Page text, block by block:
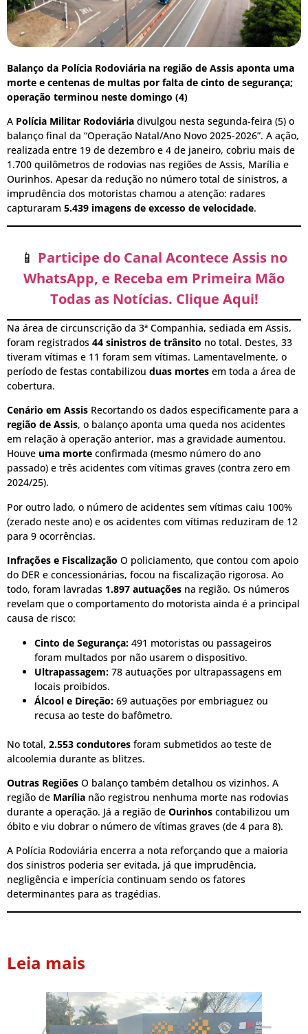
Balanço da Polícia Rodoviária na região de Assis aponta uma
morte e centenas de multas por falta de cinto de segurança;
operação terminou neste domingo (4)
A Polícia Militar Rodoviária divulgou nesta segunda-feira (5) o
balanço final da “Operação Natal/Ano Novo 2025-2026”. A ação,
realizada entre 19 de dezembro e 4 de janeiro, cobriu mais de
1.700 quilômetros de rodovias nas regiões de Assis, Marília e
Ourinhos. Apesar da redução no número total de sinistros, a
imprudência dos motoristas chamou a atenção: radares
capturaram 5.439 imagens de excesso de velocidade.
📱 Participe do Canal Acontece Assis no
WhatsApp, e Receba em Primeira Mão
Todas as Notícias. Clique Aqui!
Na área de circunscrição da 3ª Companhia, sediada em Assis,
foram registrados 44 sinistros de trânsito no total. Destes, 33
tiveram vítimas e 11 foram sem vítimas. Lamentavelmente, o
período de festas contabilizou duas mortes em toda a área de
cobertura.
Cenário em Assis Recortando os dados especificamente para a
região de Assis, o balanço aponta uma queda nos acidentes
em relação à operação anterior, mas a gravidade aumentou.
Houve uma morte confirmada (mesmo número do ano
passado) e três acidentes com vítimas graves (contra zero em
2024/25).
Por outro lado, o número de acidentes sem vítimas caiu 100%
(zerado neste ano) e os acidentes com vítimas reduziram de 12
para 9 ocorrências.
Infrações e Fiscalização O policiamento, que contou com apoio
do DER e concessionárias, focou na fiscalização rigorosa. Ao
todo, foram lavradas 1.897 autuações na região. Os números
revelam que o comportamento do motorista ainda é a principal
causa de risco:
Cinto de Segurança: 491 motoristas ou passageiros
foram multados por não usarem o dispositivo.
Ultrapassagem: 78 autuações por ultrapassagens em
locais proibidos.
Álcool e Direção: 69 autuações por embriaguez ou
recusa ao teste do bafômetro.
No total, 2.553 condutores foram submetidos ao teste de
alcoolemia durante as blitzes.
Outras Regiões O balanço também detalhou os vizinhos. A
região de Marília não registrou nenhuma morte nas rodovias
durante a operação. Já a região de Ourinhos contabilizou um
óbito e viu dobrar o número de vítimas graves (de 4 para 8).
A Polícia Rodoviária encerra a nota reforçando que a maioria
dos sinistros poderia ser evitada, já que imprudência,
negligência e imperícia continuam sendo os fatores
determinantes para as tragédias.
Leia mais